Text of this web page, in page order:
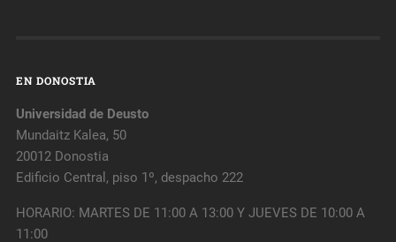
EN DONOSTIA
Universidad de Deusto
Mundaitz Kalea, 50
20012 Donostia
Edificio Central, piso 1º, despacho 222
HORARIO: MARTES DE 11:00 A 13:00 Y JUEVES DE 10:00 A
11:00